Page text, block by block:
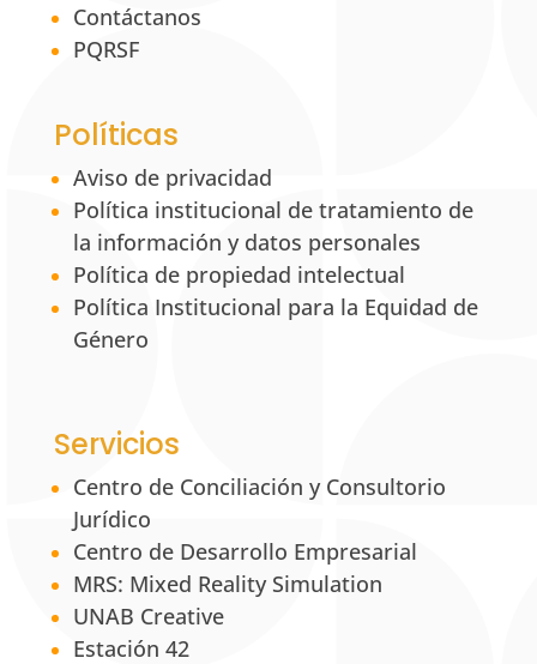
Contáctanos
PQRSF
Políticas
Aviso de privacidad
Política institucional de tratamiento de
la información y datos personales
Política de propiedad intelectual
Política Institucional para la Equidad de
Género
Servicios
Centro de Conciliación y Consultorio
Jurídico
Centro de Desarrollo Empresarial
MRS: Mixed Reality Simulation
UNAB Creative
Estación 42